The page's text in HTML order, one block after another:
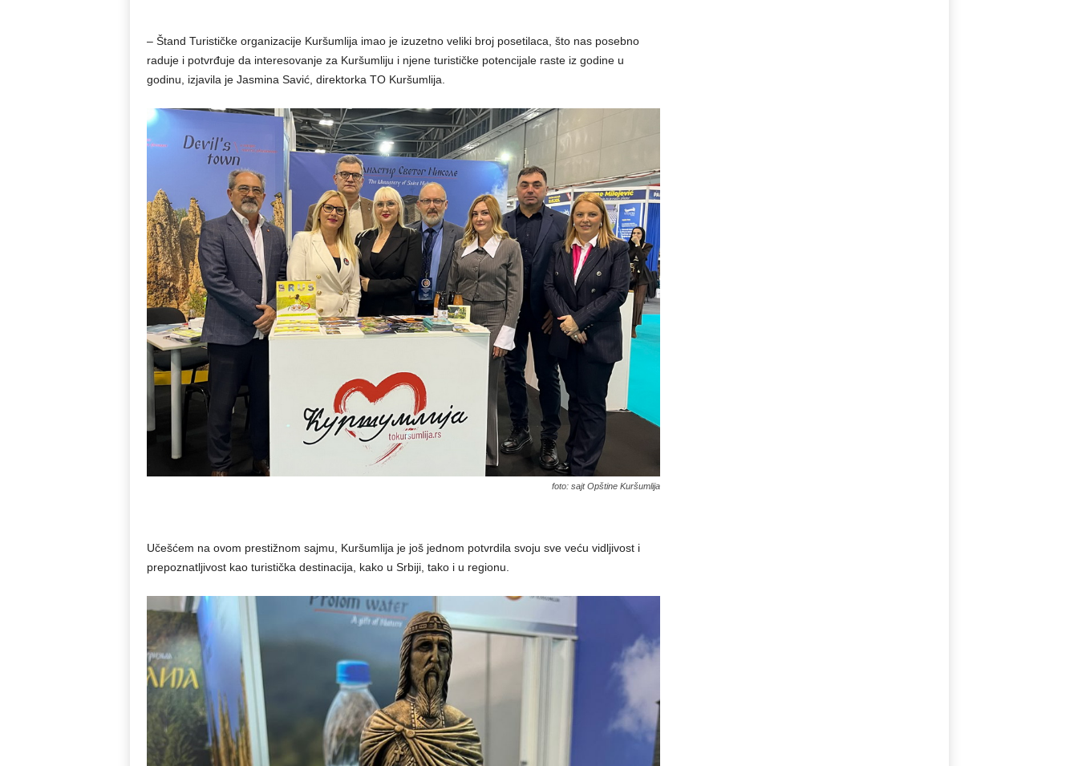
– Štand Turističke organizacije Kuršumlija imao je izuzetno veliki broj posetilaca, što nas posebno
raduje i potvrđuje da interesovanje za Kuršumliju i njene turističke potencijale raste iz godine u
godinu, izjavila je Jasmina Savić, direktorka TO Kuršumlija.
foto: sajt Opštine Kuršumlija
Učešćem na ovom prestižnom sajmu, Kuršumlija je još jednom potvrdila svoju sve veću vidljivost i
prepoznatljivost kao turistička destinacija, kako u Srbiji, tako i u regionu.